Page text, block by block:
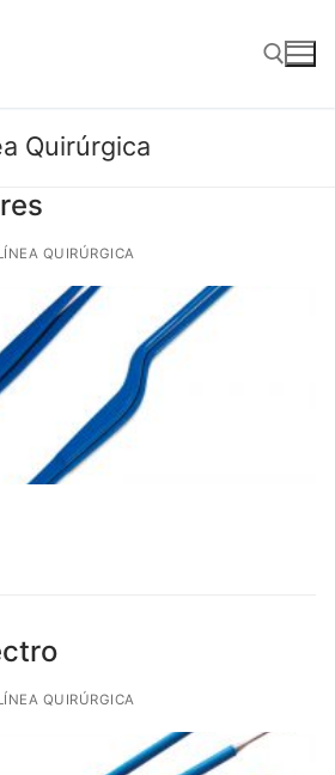
Buscar:
Quirúrgica
QUIRÚRGICA
QUIRÚRGICA